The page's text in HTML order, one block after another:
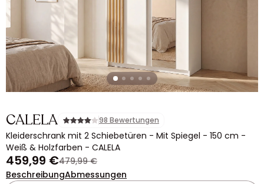
CALELA 98 Bewertungen
Kleiderschrank mit 2 Schiebetüren - Mit Spiegel - 150 cm -
Weiß & Holzfarben - CALELA
459,99 €479,99 €
BeschreibungAbmessungen